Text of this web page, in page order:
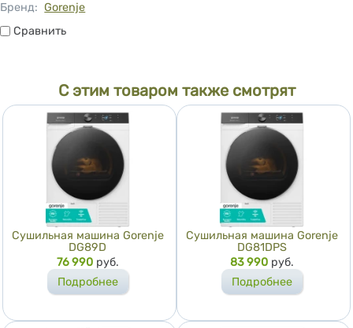
Бренд: Gorenje
СравнитьСравнить
С этим товаром также смотрят
Сушильная машина Gorenje
DG89D
Цена
76 990 руб.
Подробнее
Сушильная машина Gorenje
DG81DPS
Цена
83 990 руб.
Подробнее